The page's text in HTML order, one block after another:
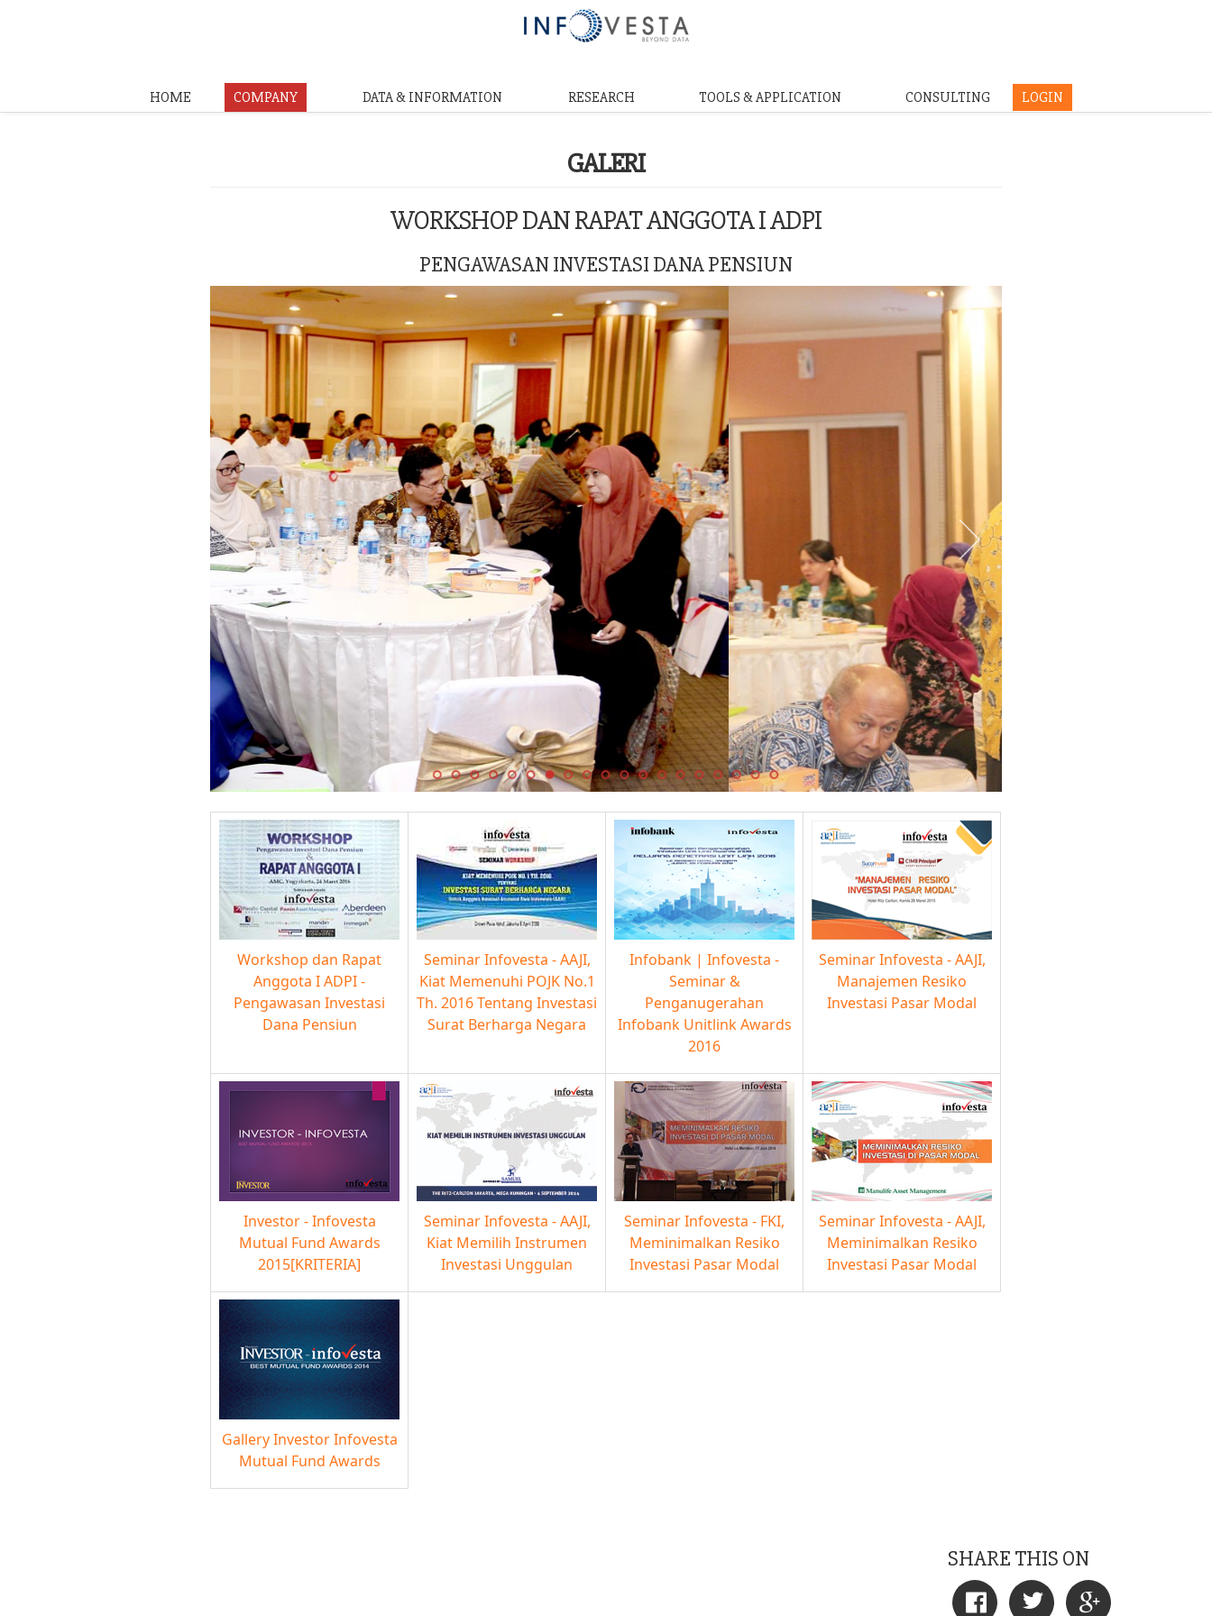
HOME COMPANY DATA & INFORMATION RESEARCH TOOLS & APPLICATION CONSULTING LOGIN
GALERI
WORKSHOP DAN RAPAT ANGGOTA I ADPI
PENGAWASAN INVESTASI DANA PENSIUN
Workshop dan Rapat
Anggota I ADPI -
Pengawasan Investasi
Dana Pensiun
Seminar Infovesta - AAJI,
Kiat Memenuhi POJK No.1
Th. 2016 Tentang Investasi
Surat Berharga Negara
Infobank | Infovesta -
Seminar &
Penganugerahan
Infobank Unitlink Awards
2016
Seminar Infovesta - AAJI,
Manajemen Resiko
Investasi Pasar Modal
Investor - Infovesta
Mutual Fund Awards
2015[KRITERIA]
Seminar Infovesta - AAJI,
Kiat Memilih Instrumen
Investasi Unggulan
Seminar Infovesta - FKI,
Meminimalkan Resiko
Investasi Pasar Modal
Seminar Infovesta - AAJI,
Meminimalkan Resiko
Investasi Pasar Modal
Gallery Investor Infovesta
Mutual Fund Awards
SHARE THIS ON